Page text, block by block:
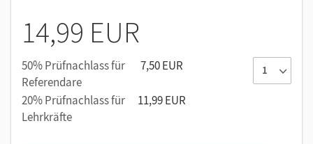
14,99 EUR
50% Prüfnachlass für
Referendare
7,50 EUR
20% Prüfnachlass für
Lehrkräfte
11,99 EUR